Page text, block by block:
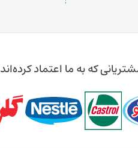
که به ما اعتماد کرده‌اند